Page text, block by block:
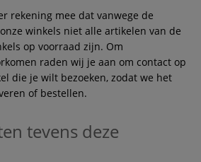
rekening mee dat vanwege de
winkels niet alle artikelen van de
op voorraad zijn. Om
raden wij je aan om contact op
die je wilt bezoeken, zodat we het
of bestellen.
tevens deze